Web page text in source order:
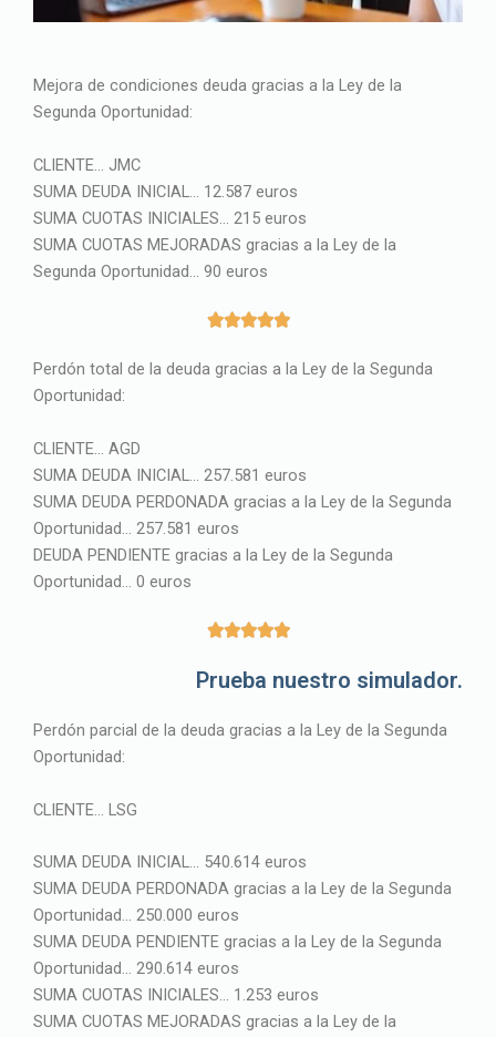
Mejora de condiciones deuda gracias a la Ley de la
Segunda Oportunidad:
CLIENTE… JMC
SUMA DEUDA INICIAL… 12.587 euros
SUMA CUOTAS INICIALES… 215 euros
SUMA CUOTAS MEJORADAS gracias a la Ley de la
Segunda Oportunidad… 90 euros
5
5
Perdón total de la deuda gracias a la Ley de la Segunda
Oportunidad:
CLIENTE… AGD
SUMA DEUDA INICIAL… 257.581 euros
SUMA DEUDA PERDONADA gracias a la Ley de la Segunda
Oportunidad… 257.581 euros
DEUDA PENDIENTE gracias a la Ley de la Segunda
Oportunidad… 0 euros
5
5
Prueba nuestro simulador.
Perdón parcial de la deuda gracias a la Ley de la Segunda
Oportunidad:
CLIENTE… LSG
SUMA DEUDA INICIAL… 540.614 euros
SUMA DEUDA PERDONADA gracias a la Ley de la Segunda
Oportunidad… 250.000 euros
SUMA DEUDA PENDIENTE gracias a la Ley de la Segunda
Oportunidad… 290.614 euros
SUMA CUOTAS INICIALES… 1.253 euros
SUMA CUOTAS MEJORADAS gracias a la Ley de la